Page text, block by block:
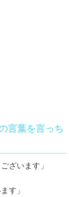
言葉を言っち
ざいます」
す」